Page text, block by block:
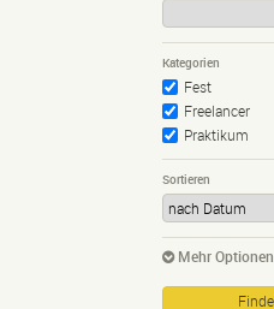
Kategorien
Fest
Freelancer
Praktikum
Sortieren
Mehr Optionen